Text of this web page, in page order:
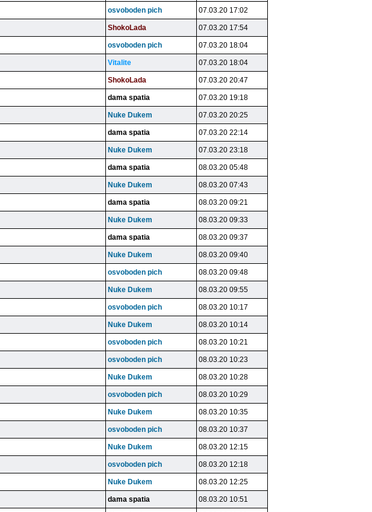
osvoboden pich 07.03.20 17:02
ShokoLada 07.03.20 17:54
osvoboden pich 07.03.20 18:04
Vitalite 07.03.20 18:04
ShokoLada 07.03.20 20:47
dama spatia 07.03.20 19:18
Nuke Dukem 07.03.20 20:25
dama spatia 07.03.20 22:14
Nuke Dukem 07.03.20 23:18
dama spatia 08.03.20 05:48
Nuke Dukem 08.03.20 07:43
dama spatia 08.03.20 09:21
Nuke Dukem 08.03.20 09:33
dama spatia 08.03.20 09:37
Nuke Dukem 08.03.20 09:40
osvoboden pich 08.03.20 09:48
Nuke Dukem 08.03.20 09:55
osvoboden pich 08.03.20 10:17
Nuke Dukem 08.03.20 10:14
osvoboden pich 08.03.20 10:21
osvoboden pich 08.03.20 10:23
Nuke Dukem 08.03.20 10:28
osvoboden pich 08.03.20 10:29
Nuke Dukem 08.03.20 10:35
osvoboden pich 08.03.20 10:37
Nuke Dukem 08.03.20 12:15
osvoboden pich 08.03.20 12:18
Nuke Dukem 08.03.20 12:25
dama spatia 08.03.20 10:51